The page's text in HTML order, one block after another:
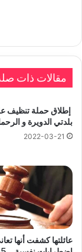
مقالات ذات
إطلاق حملة تنظيف
بلدتي الدويرة و
2022-03-21
عائلتها كشفت أنها